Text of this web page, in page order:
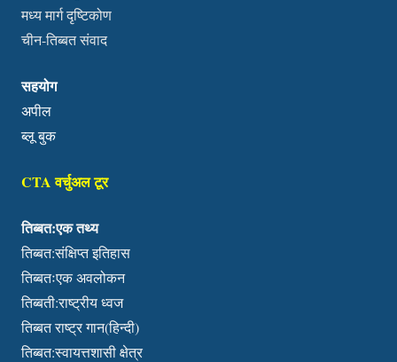
मध्य मार्ग दृष्टिकोण
चीन-तिब्बत संवाद
सहयोग
अपील
ब्लू बुक
CTA वर्चुअल टूर
तिब्बत:एक तथ्य
तिब्बत:संक्षिप्त इतिहास
तिब्बतःएक अवलोकन
तिब्बती:राष्ट्रीय ध्वज
तिब्बत राष्ट्र गान(हिन्दी)
तिब्बत:स्वायत्तशासी क्षेत्र